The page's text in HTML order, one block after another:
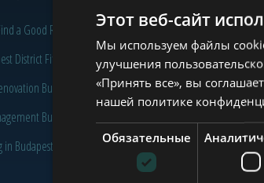
a Good Rental in Budapest at the End of August
District Fits Which Property Investor in 2026?
Budapest: How to Plan a Smarter Renovation for
Budapest: When Does It Make Sense to Hire a
in Budapest Real Estate is a Smart Move in 2026: A
Этот веб-сайт
Мы используем файлы
улучшения
«Принять все», вы
нашей политике
Обязательные